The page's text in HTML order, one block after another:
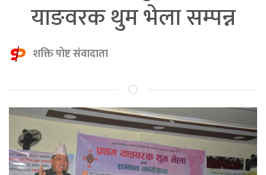
याङवरक थुम भेला सम्पन्न
शक्ति पोष्ट संवादाता